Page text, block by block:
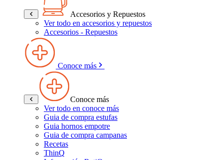
Accesorios y Repuestos
Ver todo en accesorios y repuestos
Accesorios - Repuestos
Conoce más
Conoce más
Ver todo en conoce más
Guia de compra estufas
Guia hornos empotre
Guia de compra campanas
Recetas
ThinQ